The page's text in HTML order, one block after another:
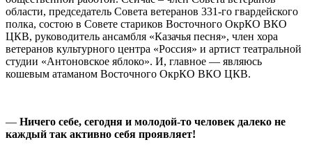
области, председатель Совета ветеранов 331-го гвардейского
полка, состою в Совете стариков Восточного ОкрКО ВКО
ЦКВ, руководитель ансамбля «Казачья песня», член хора
ветеранов культурного центра «Россия» и артист театральной
студии «Антоновское яблоко». И, главное — являюсь
кошевым атаманом Восточного ОкрКО ВКО ЦКВ.
— Ничего себе, сегодня и молодой-то человек далеко не
каждый так активно себя проявляет!